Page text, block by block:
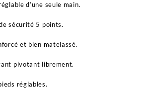
d’une seule main.
sécurité 5 points.
et bien matelassé.
pivotant librement.
réglables.